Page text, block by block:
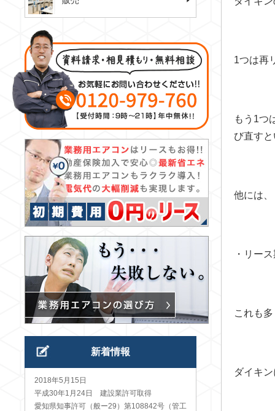
1つは再
もう1つ
び直す
他には
・リー
これも
ダイキ
新着情報
2018年5月15日
平成30年1月24日 建設業許可取得
愛知県知事許可（般ー29）第108842号（管工